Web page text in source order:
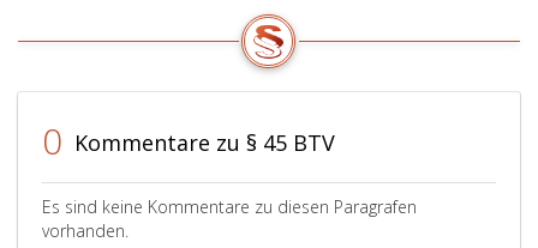
Landesregierung
übermitteln.
(Energieleistungsvertrag
im
Sinne
des
2,
27,
der
0 Kommentare zu § 45 BTV
Es sind keine Kommentare zu diesen Paragrafen
vorhanden.